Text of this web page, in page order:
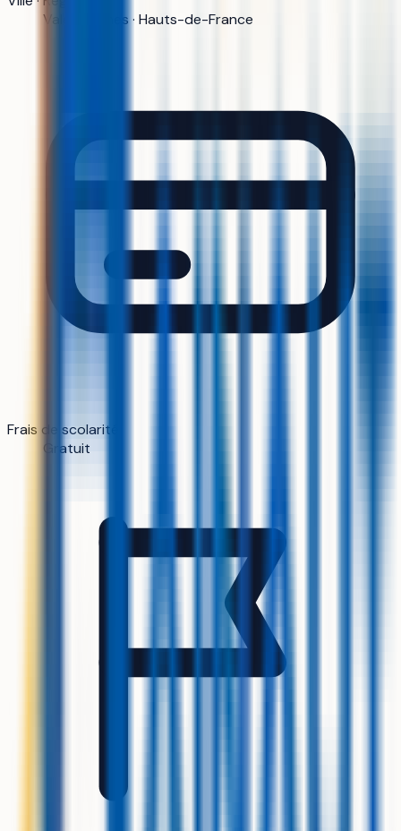
Valenciennes · Hauts-de-France
Frais de scolarité
Gratuit